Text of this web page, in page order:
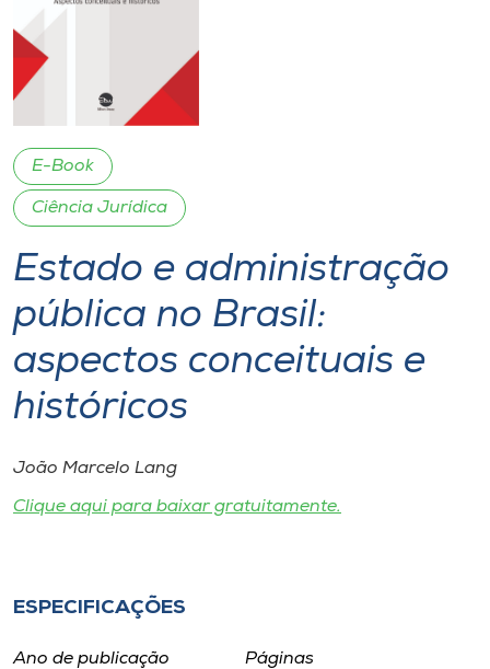
Internacionalização
I.nova
Cultura
CPA
Biblioteca
Editora
Rádio
E-Book
Ciência Jurídica
Estado e administração
pública no Brasil:
aspectos conceituais e
históricos
João Marcelo Lang
Clique aqui para baixar gratuitamente.
ESPECIFICAÇÕES
Ano de publicação
Páginas